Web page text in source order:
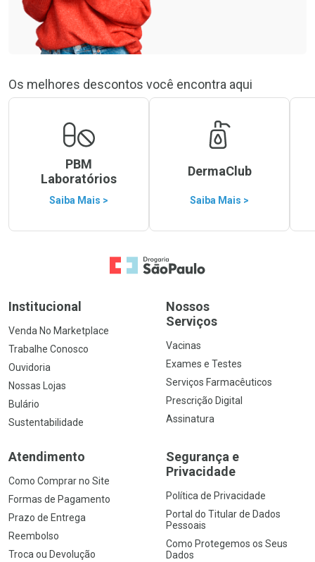
Os melhores descontos você encontra aqui
PBM
Laboratórios
Saiba Mais >
DermaClub
Saiba Mais >
Ir para a Home
Institucional
Venda No Marketplace
Trabalhe Conosco
Ouvidoria
Nossas Lojas
Bulário
Sustentabilidade
Nossos
Serviços
Vacinas
Exames e Testes
Serviços Farmacêuticos
Prescrição Digital
Assinatura
Atendimento
Como Comprar no Site
Formas de Pagamento
Prazo de Entrega
Reembolso
Troca ou Devolução
Segurança e
Privacidade
Política de Privacidade
Portal do Titular de Dados
Pessoais
Como Protegemos os Seus
Dados